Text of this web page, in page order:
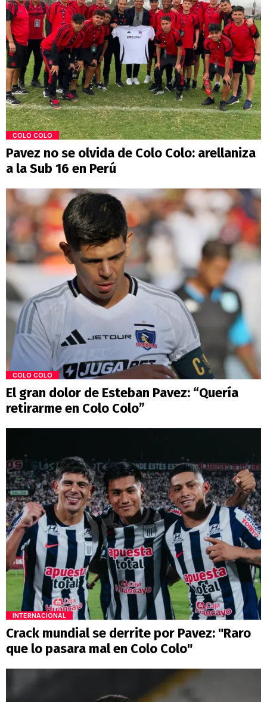
COLO COLO
Pavez no se olvida de Colo Colo: arellaniza
a la Sub 16 en Perú
COLO COLO
El gran dolor de Esteban Pavez: “Quería
retirarme en Colo Colo”
INTERNACIONAL
Crack mundial se derrite por Pavez: "Raro
que lo pasara mal en Colo Colo"